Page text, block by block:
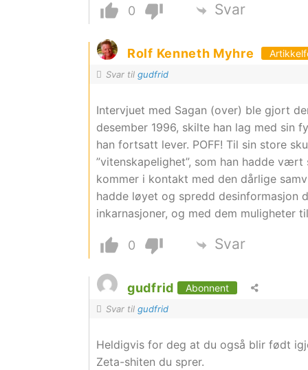
0 Svar
Rolf Kenneth Myhre
Svar til gudfrid
Intervjuet med Sagan (over) ble gjort
desember 1996, skilte han lag med sin
han fortsatt lever. POFF! Til sin store
”vitenskapelighet”, som han hadde
kommer i kontakt med den dårlige
hadde løyet og spredd desinformasjon
inkarnasjoner, og med dem muligheter
0 Svar
gudfrid Abonnent
Svar til gudfrid
Heldigvis for deg at du også blir født
Zeta-shiten du sprer.